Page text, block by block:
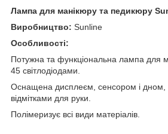
Лампа для манікюру та педикюру
Виробництво: Sunline
Особливості:
Потужна та функціональна лампа для
45 світлодіодами.
Оснащена дисплеєм, сенсором і дном,
відмітками для руки.
Полімеризує всі види матеріалів.